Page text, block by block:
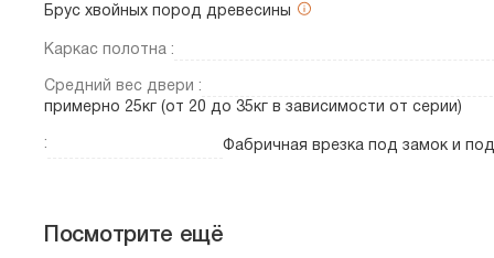
Брус хвойных пород древесины
Каркас полотна :
Средний вес двери :
примерно 25кг (от 20 до 35кг в зависимости от серии)
: Фабричная врезка под замок и
Посмотрите ещё